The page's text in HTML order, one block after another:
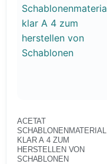
ACETAT
SCHABLONENMATERIAL
KLAR A 4 ZUM
HERSTELLEN VON
SCHABLONEN